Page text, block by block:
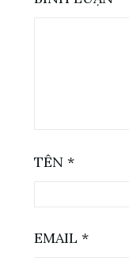
TÊN *
EMAIL *